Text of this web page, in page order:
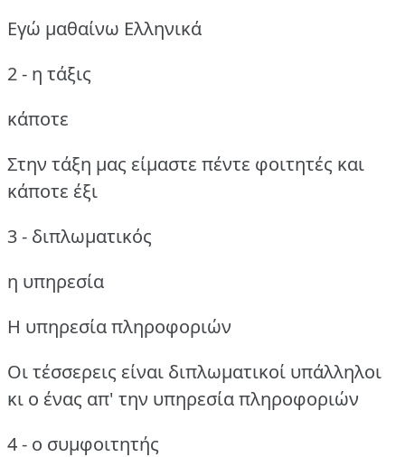
Εγώ μαθαίνω Ελληνικά
2 - η τάξις
κάποτε
Στην τάξη μας είμαστε πέντε φοιτητές και
κάποτε έξι
3 - διπλωματικός
η υπηρεσία
Η υπηρεσία πληροφοριών
Οι τέσσερεις είναι διπλωματικοί υπάλληλοι
κι ο ένας απ' την υπηρεσία πληροφοριών
4 - ο συμφοιτητής